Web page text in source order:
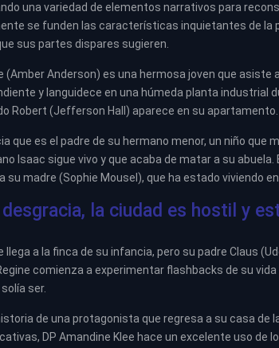
una variedad de elementos narrativos para
se funden las características inquietantes de la
sus partes dispares sugieren.
(Amber Anderson) es una hermosa joven que
y languidece en una húmeda planta industrial
Robert (Jefferson Hall) aparece en su apartamento.
que es el padre de su hermano menor, un niño que
Isaac sigue vivo y que acaba de matar a su
su madre (Sophie Mousel), que ha estado viviendo
desgracia, la ciudad es hostil y
llega a la finca de su infancia, pero su padre Claus
comienza a experimentar flashbacks de su
solía ser.
de una protagonista que regresa a su casa de
DP Amandine Klee hace un excelente uso de